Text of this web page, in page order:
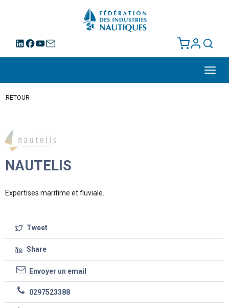
RETOUR
NAUTELIS
Expertises maritime et fluviale.
Tweet
Share
Envoyer un email
0297523388